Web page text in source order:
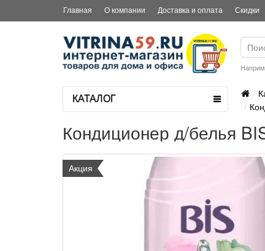
Главная О компании Доставка и оплата Скидки
КАТАЛОГ
Кондиционер д/белья
Акция